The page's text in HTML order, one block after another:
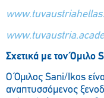
Σχετικά με τον Όμιλο
Ο Όμιλος Sani/Ikos
αναπτυσσόμενος